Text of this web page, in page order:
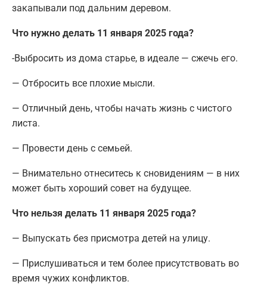
закапывали под дальним деревом.
Что нужно делать 11 января 2025 года?
-Выбросить из дома старье, в идеале — сжечь его.
— Отбросить все плохие мысли.
— Отличный день, чтобы начать жизнь с чистого
листа.
— Провести день с семьей.
— Внимательно отнеситесь к сновидениям — в них
может быть хороший совет на будущее.
Что нельзя делать 11 января 2025 года?
— Выпускать без присмотра детей на улицу.
— Прислушиваться и тем более присутствовать во
время чужих конфликтов.